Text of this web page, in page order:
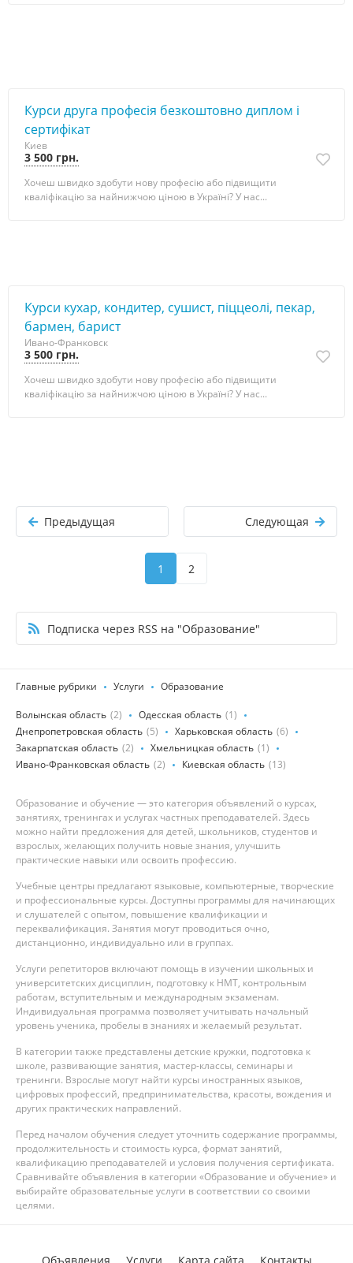
Курси друга професія безкоштовно диплом і
сертифікат
Киев
3 500 грн.
Хочеш швидко здобути нову професію або підвищити
кваліфікацію за найнижчою ціною в Україні? У нас...
Курси кухар, кондитер, сушист, піццеолі, пекар,
бармен, барист
Ивано-Франковск
3 500 грн.
Хочеш швидко здобути нову професію або підвищити
кваліфікацію за найнижчою ціною в Україні? У нас...
Предыдущая Следующая
1 2
Подписка через RSS на "Образование"
Главные рубрики Услуги Образование
Волынская область (2) Одесская область (1)
Днепропетровская область (5) Харьковская область (6)
Закарпатская область (2) Хмельницкая область (1)
Ивано-Франковская область (2) Киевская область (13)
Образование и обучение — это категория объявлений о курсах,
занятиях, тренингах и услугах частных преподавателей. Здесь
можно найти предложения для детей, школьников, студентов и
взрослых, желающих получить новые знания, улучшить
практические навыки или освоить профессию.
Учебные центры предлагают языковые, компьютерные, творческие
и профессиональные курсы. Доступны программы для начинающих
и слушателей с опытом, повышение квалификации и
переквалификация. Занятия могут проводиться очно,
дистанционно, индивидуально или в группах.
Услуги репетиторов включают помощь в изучении школьных и
университетских дисциплин, подготовку к НМТ, контрольным
работам, вступительным и международным экзаменам.
Индивидуальная программа позволяет учитывать начальный
уровень ученика, пробелы в знаниях и желаемый результат.
В категории также представлены детские кружки, подготовка к
школе, развивающие занятия, мастер-классы, семинары и
тренинги. Взрослые могут найти курсы иностранных языков,
цифровых профессий, предпринимательства, красоты, вождения и
других практических направлений.
Перед началом обучения следует уточнить содержание программы,
продолжительность и стоимость курса, формат занятий,
квалификацию преподавателей и условия получения сертификата.
Сравнивайте объявления в категории «Образование и обучение» и
выбирайте образовательные услуги в соответствии со своими
целями.